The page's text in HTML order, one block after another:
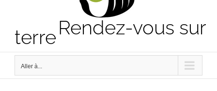
Rendez-vous sur
terre
Aller à...